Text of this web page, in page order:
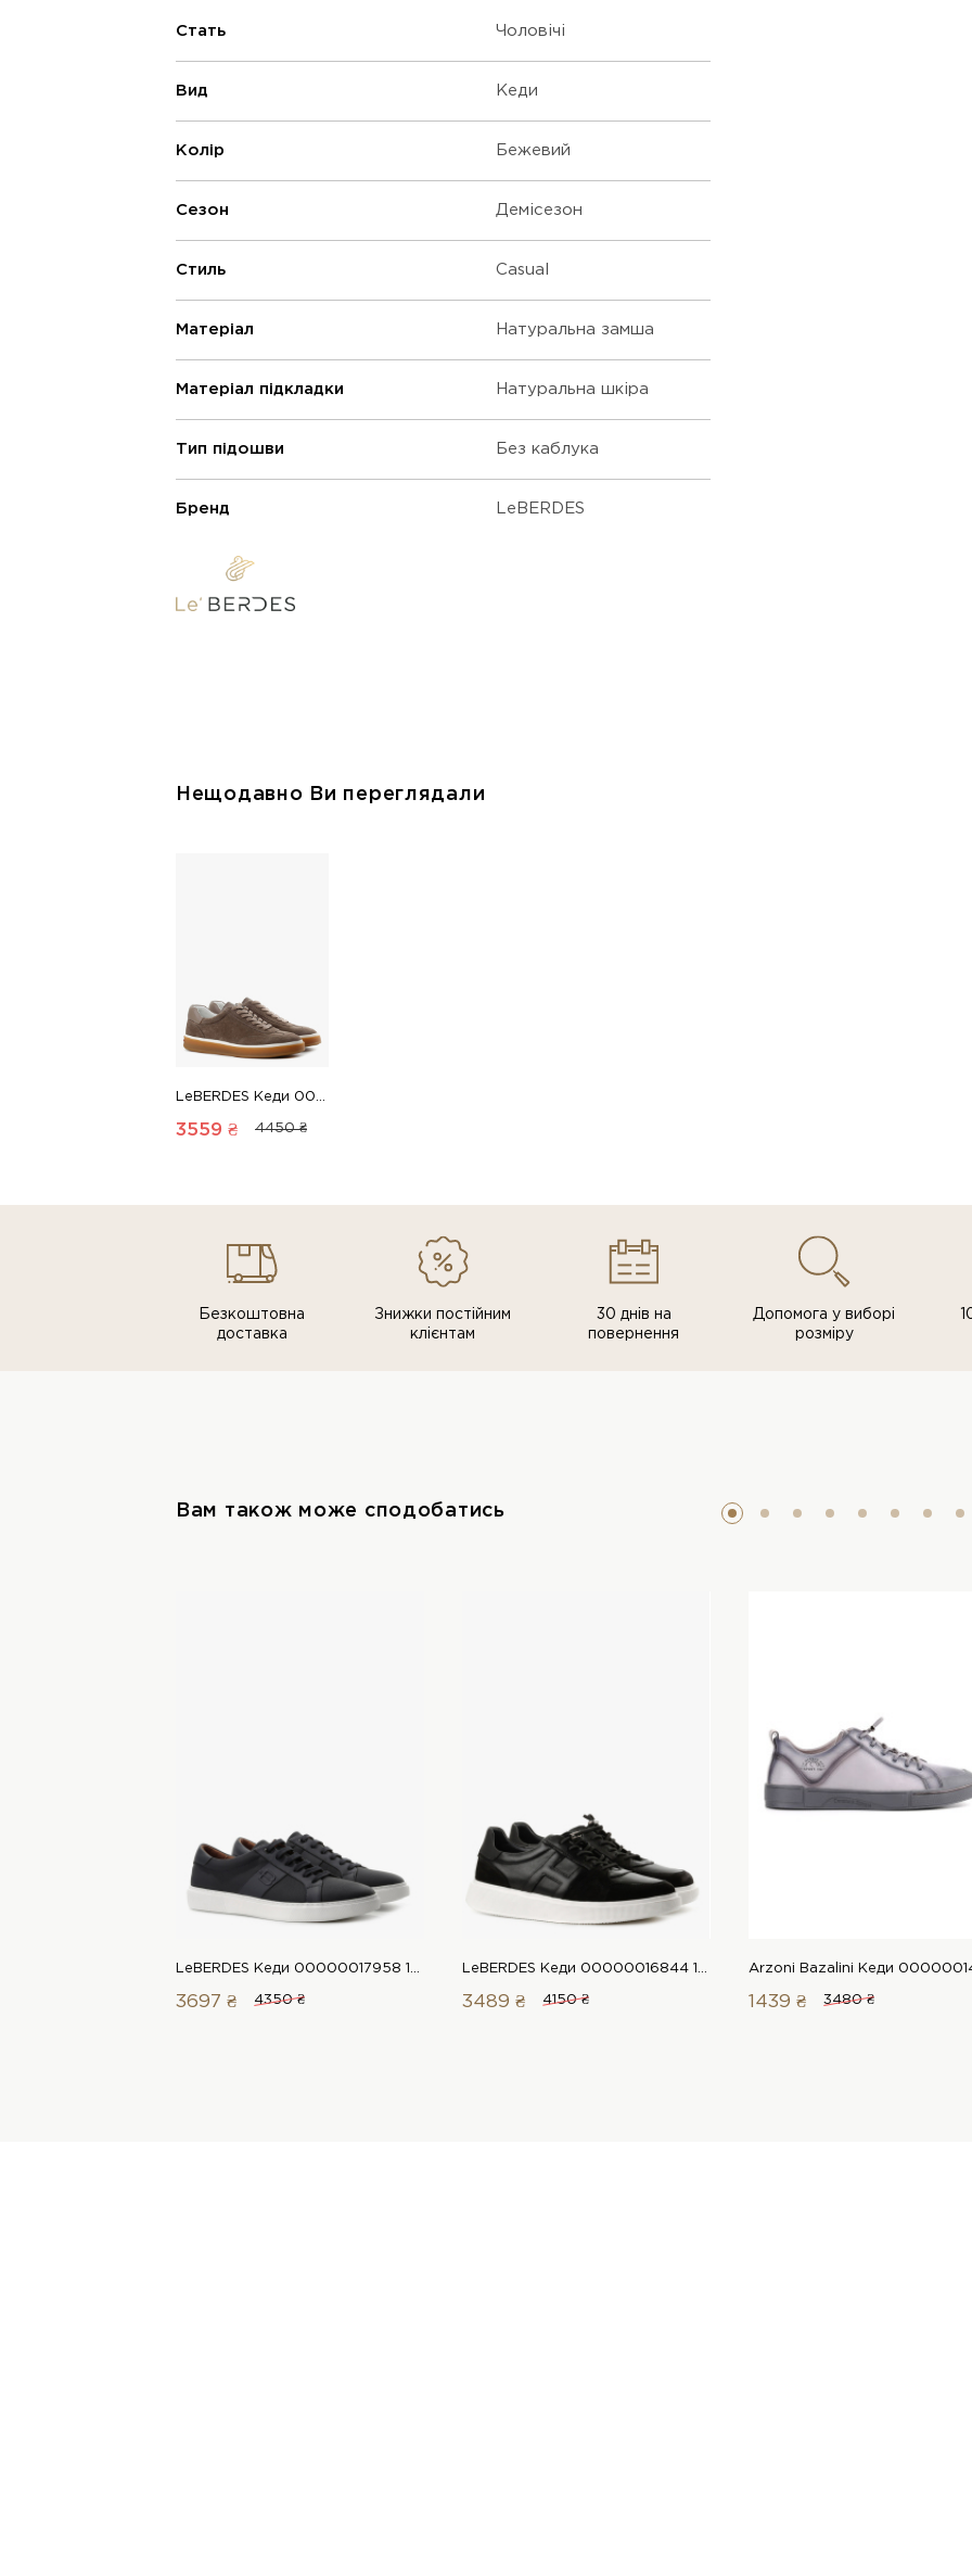
Стать Чоловічі
Вид Кеди
Колір Бежевий
Сезон Демісезон
Стиль Casual
Матеріал Натуральна замша
Матеріал підкладки Натуральна шкіра
Тип підошви Без каблука
Бренд LeBERDES
Нещодавно Ви переглядали
3559 ₴ 4450 ₴
Безкоштовна
доставка
Знижки постiйним
клiєнтам
30 днів на
повернення
Допомога у виборі
розміру
Вам також може сподобатись
3697 ₴ 4350 ₴ 3489 ₴ 4150 ₴ 1439 ₴ 3480 ₴